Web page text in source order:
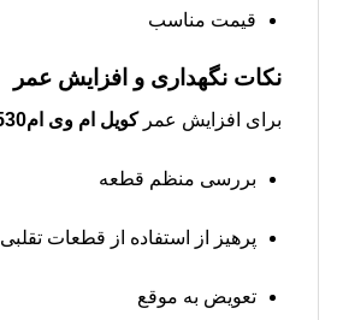
قیمت مناسب
نکات نگهداری و افزایش عمر
برای افزایش عمرکویل ام وی ام530
بررسی منظم قطعه
پرهیز از استفاده از قطعات تقلبی
تعویض به موقع